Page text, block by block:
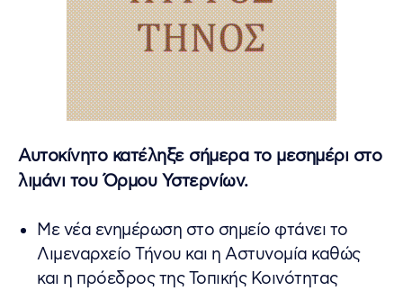
Αυτοκίνητο κατέληξε σήμερα το μεσημέρι στο
λιμάνι του Όρμου Υστερνίων.
Με νέα ενημέρωση στο σημείο φτάνει το
Λιμεναρχείο Τήνου και η Αστυνομία καθώς
και η πρόεδρος της Τοπικής Κοινότητας